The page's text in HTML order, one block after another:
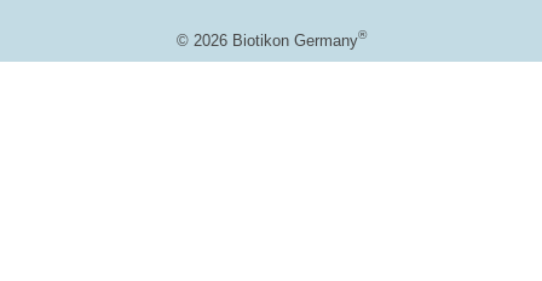
© 2026 Biotikon Germany®